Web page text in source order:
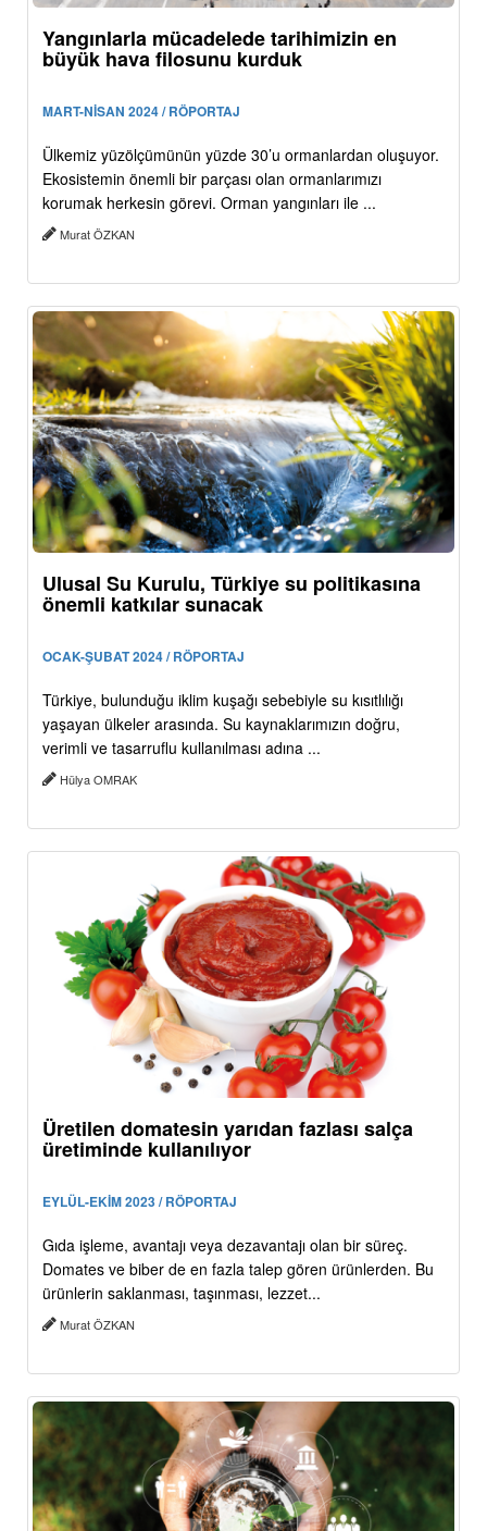
Yangınlarla mücadelede tarihimizin en
büyük hava filosunu kurduk
MART-NİSAN 2024 / RÖPORTAJ
Ülkemiz yüzölçümünün yüzde 30’u ormanlardan oluşuyor.
Ekosistemin önemli bir parçası olan ormanlarımızı
korumak herkesin görevi. Orman yangınları ile ...
Murat ÖZKAN
Ulusal Su Kurulu, Türkiye su politikasına
önemli katkılar sunacak
OCAK-ŞUBAT 2024 / RÖPORTAJ
Türkiye, bulunduğu iklim kuşağı sebebiyle su kısıtlılığı
yaşayan ülkeler arasında. Su kaynaklarımızın doğru,
verimli ve tasarruflu kullanılması adına ...
Hülya OMRAK
Üretilen domatesin yarıdan fazlası salça
üretiminde kullanılıyor
EYLÜL-EKİM 2023 / RÖPORTAJ
Gıda işleme, avantajı veya dezavantajı olan bir süreç.
Domates ve biber de en fazla talep gören ürünlerden. Bu
ürünlerin saklanması, taşınması, lezzet...
Murat ÖZKAN